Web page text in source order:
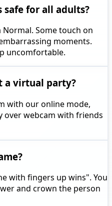
for all adults?
Some touch on
moments.
uncomfortable.
a virtual party?
with our online mode,
over webcam with friends
with fingers up wins". You
and crown the person